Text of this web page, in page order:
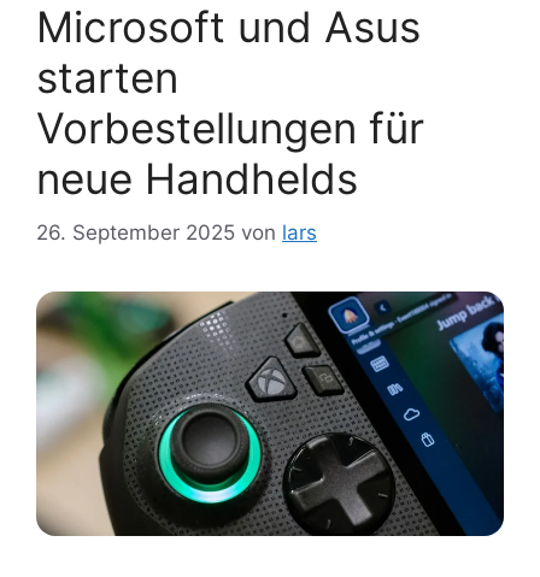
Microsoft und Asus
starten
Vorbestellungen für
neue Handhelds
26. September 2025 von lars